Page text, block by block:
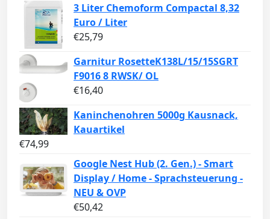
3 Liter Chemoform Compactal 8,32
Euro / Liter
€25,79
Garnitur RosetteK138L/15/15SGRT
F9016 8 RWSK/ OL
€16,40
Kaninchenohren 5000g Kausnack,
Kauartikel
€74,99
Google Nest Hub (2. Gen.) - Smart
Display / Home - Sprachsteuerung -
NEU & OVP
€50,42